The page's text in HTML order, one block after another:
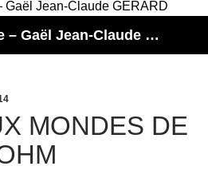
Regardauvergne – Gaël Jean-Claude GERARD
MONDES DE